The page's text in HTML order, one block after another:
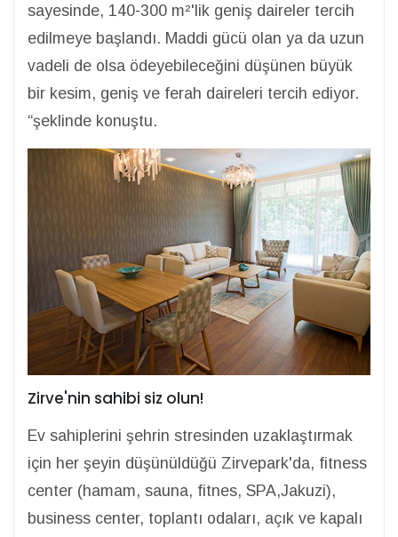
sayesinde, 140-300 m²'lik geniş daireler tercih
edilmeye başlandı. Maddi gücü olan ya da uzun
vadeli de olsa ödeyebileceğini düşünen büyük
bir kesim, geniş ve ferah daireleri tercih ediyor.
“şeklinde konuştu.
Zirve'nin sahibi siz olun!
Ev sahiplerini şehrin stresinden uzaklaştırmak
için her şeyin düşünüldüğü Zirvepark'da, fitness
center (hamam, sauna, fitnes, SPA,Jakuzi),
business center, toplantı odaları, açık ve kapalı